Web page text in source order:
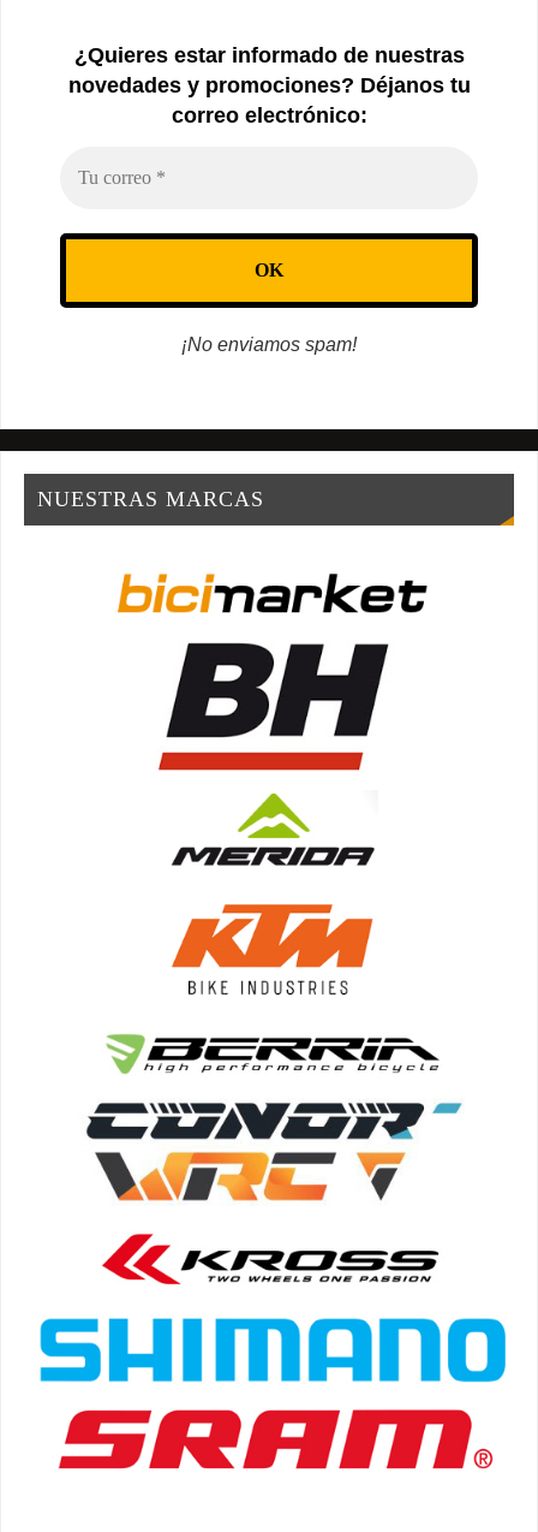
¿Quieres estar informado de nuestras
novedades y promociones? Déjanos tu
correo electrónico:
¡No enviamos spam!
NUESTRAS MARCAS